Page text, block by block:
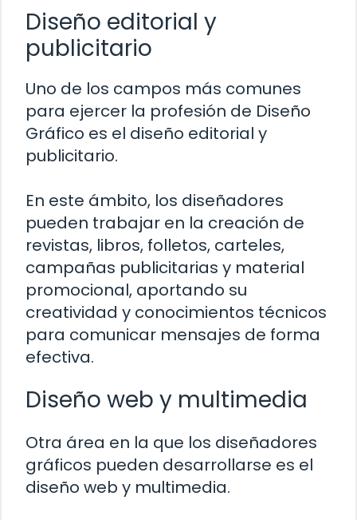
Diseño editorial y
publicitario
Uno de los campos más comunes
para ejercer la profesión de Diseño
Gráfico es el diseño editorial y
publicitario.
En este ámbito, los diseñadores
pueden trabajar en la creación de
revistas, libros, folletos, carteles,
campañas publicitarias y material
promocional, aportando su
creatividad y conocimientos técnicos
para comunicar mensajes de forma
efectiva.
Diseño web y multimedia
Otra área en la que los diseñadores
gráficos pueden desarrollarse es el
diseño web y multimedia.